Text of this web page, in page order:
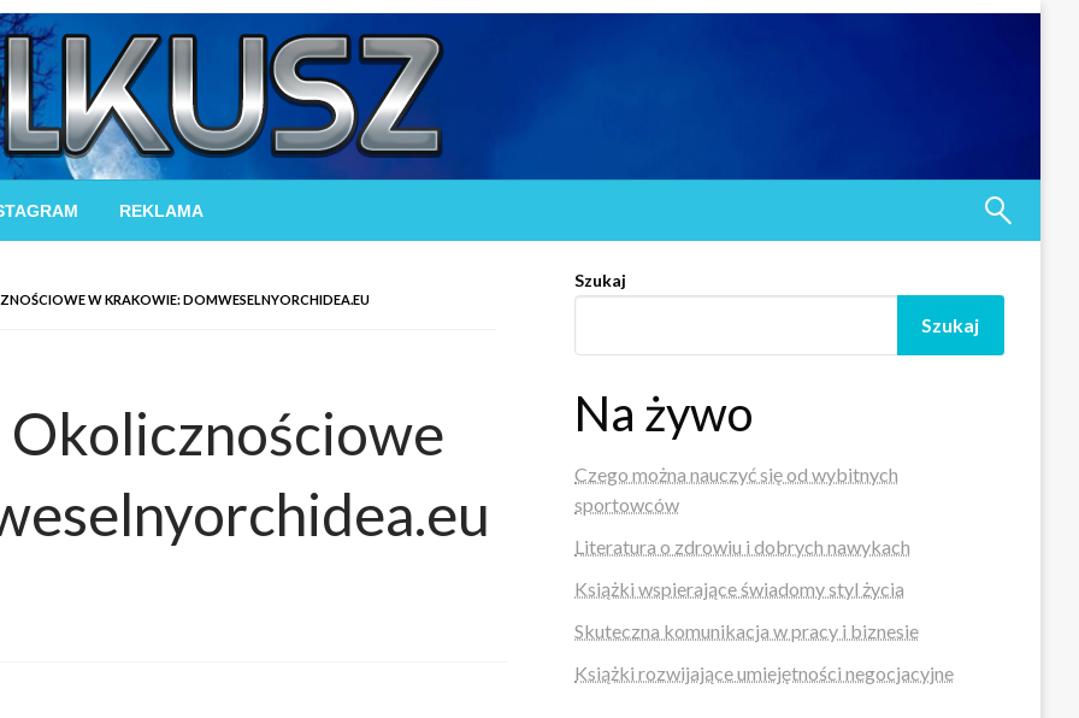
REKLAMA
W KRAKOWIE: DOMWESELNYORCHIDEA.EU
Szukaj
Szukaj
Na żywo
Czego można nauczyć się od wybitnych
sportowców
Literatura o zdrowiu i dobrych nawykach
Książki wspierające świadomy styl życia
Skuteczna komunikacja w pracy i biznesie
Książki rozwijające umiejętności negocjacyjne